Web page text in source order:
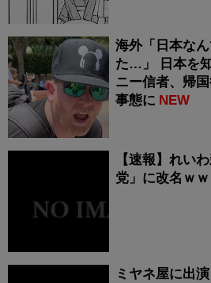
海外「日本な
た…」 日本を
ニー信者、帰
事態に NEW
【速報】れい
党」に改名ｗ
ミヤネ屋に出